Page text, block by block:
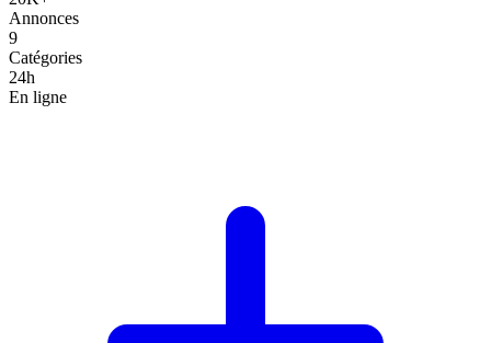
Annonces
9
Catégories
24h
En ligne